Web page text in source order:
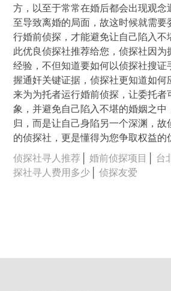
方，以至于常常在婚后都会出现观念
至导致离婚的局面，故这时候就需要
行婚前侦探，才能避免让自己陷入不
此优良侦探社推荐给您，侦探社因为
经验，不但知道要如何以侦探社搜证
握通奸关键证据，侦探社更知道如何
来为为托者运行婚前侦探，让委托者
象，并避免自己陷入不堪的婚姻之中
归，而是让自己身陷另一个深渊，故
的侦探社，更是懂得为您争取权益的
侦探社寻人推荐 │婚前侦探项目 台
探社寻人费用多少 │侦探友爱